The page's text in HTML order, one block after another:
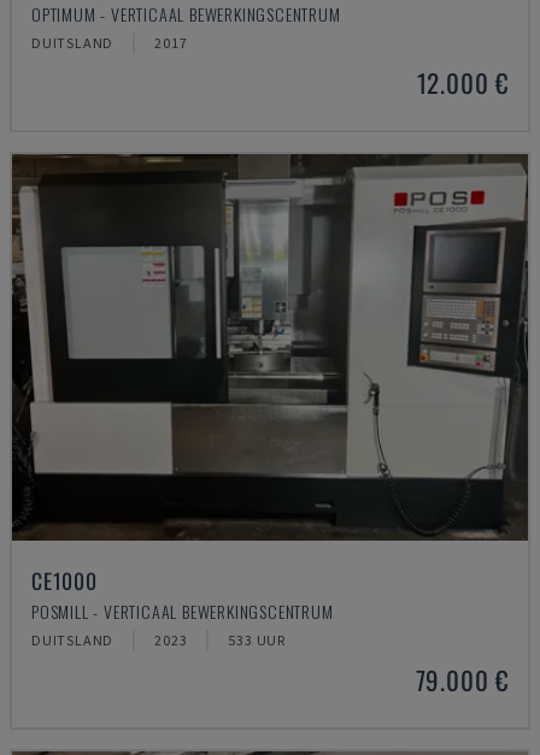
OPTIMUM - VERTICAAL BEWERKINGSCENTRUM
DUITSLAND 2017
12.000 €
CE1000
POSMILL - VERTICAAL BEWERKINGSCENTRUM
DUITSLAND 2023 533 UUR
79.000 €